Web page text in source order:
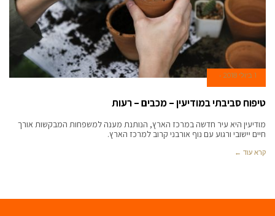
1 ביולי 2018
טיפוח סביבתי במודיעין – מכבים – רעות
מודיעין היא עיר חדשה במרכז הארץ, הנותנת מענה למשפחות המבקשות אורך
חיים יישובי ורגוע עם נוף אורבני קרוב למרכז הארץ.
קרא עוד ←